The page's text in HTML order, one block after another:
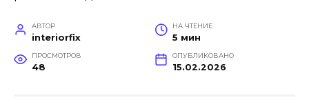
АВТОР
interiorfix
НА ЧТЕНИЕ
5 мин
ПРОСМОТРОВ
48
ОПУБЛИКОВАНО
15.02.2026